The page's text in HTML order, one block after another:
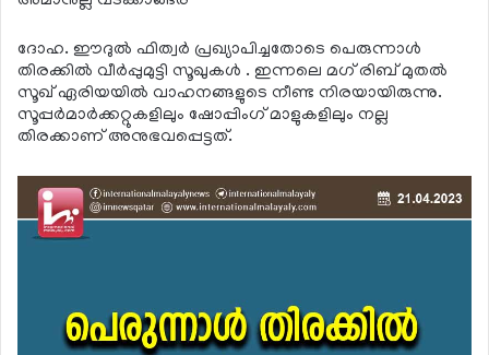
ദോഹ. ഈദുല്‍ ഫിത്വര്‍ പ്രഖ്യാപിച്ചതോടെ പെരുന്നാള്‍
തിരക്കില്‍ വീര്‍പ്പുമുട്ടി സൂഖുകള്‍ . ഇന്നലെ മഗ് രിബ് മുതല്‍
സൂഖ് ഏരിയയില്‍ വാഹനങ്ങളുടെ നീണ്ട നിരയായിരുന്നു.
സൂപ്പര്‍മാര്‍ക്കറ്റുകളിലും ഷോപ്പിംഗ് മാളുകളിലും നല്ല
തിരക്കാണ് അനുഭവപ്പെട്ടത്.